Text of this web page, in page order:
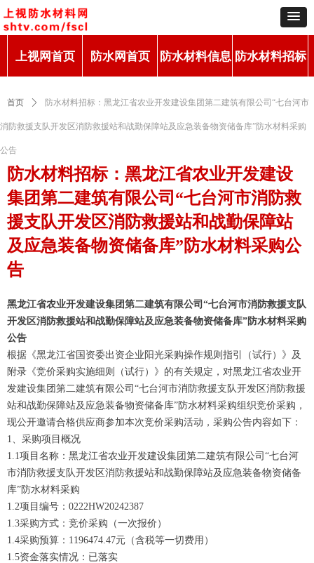
上视网首页 防水网首页 防水材料信息 防水材料招标
首页 ꄲ 防水材料招标：黑龙江省农业开发建设集团第二建筑有限公司“七台河市
消防救援支队开发区消防救援站和战勤保障站及应急装备物资储备库”防水材料采购
公告
黑龙江省农业开发建设集团第二建筑有限公司“七台河市消防救援支队
开发区消防救援站和战勤保障站及应急装备物资储备库”防水材料采购
公告
根据《黑龙江省国资委出资企业阳光采购操作规则指引（试行）》及
附录《竞价采购实施细则（试行）》的有关规定，对黑龙江省农业开
发建设集团第二建筑有限公司“七台河市消防救援支队开发区消防救援
站和战勤保障站及应急装备物资储备库”防水材料采购组织竞价采购，
现公开邀请合格供应商参加本次竞价采购活动，采购公告内容如下：
1、采购项目概况
1.1项目名称：黑龙江省农业开发建设集团第二建筑有限公司“七台河
市消防救援支队开发区消防救援站和战勤保障站及应急装备物资储备
库”防水材料采购
1.2项目编号：0222HW20242387
1.3采购方式：竞价采购（一次报价）
1.4采购预算：1196474.47元（含税等一切费用）
1.5资金落实情况：已落实
防水材料招标：黑龙江省农业开发建设
集团第二建筑有限公司“七台河市消防救
援支队开发区消防救援站和战勤保障站
及应急装备物资储备库”防水材料采购公
告